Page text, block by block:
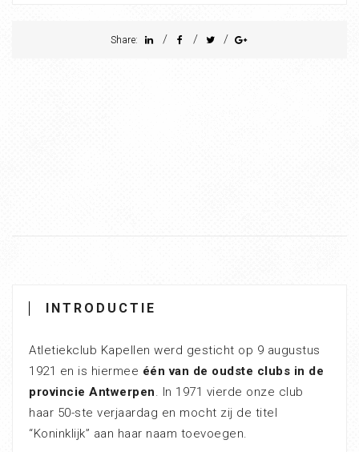
Share: / / /
INTRODUCTIE
Atletiekclub Kapellen werd gesticht op 9 augustus
1921 en is hiermee één van de oudste clubs in de
provincie Antwerpen. In 1971 vierde onze club
haar 50-ste verjaardag en mocht zij de titel
“Koninklijk” aan haar naam toevoegen.